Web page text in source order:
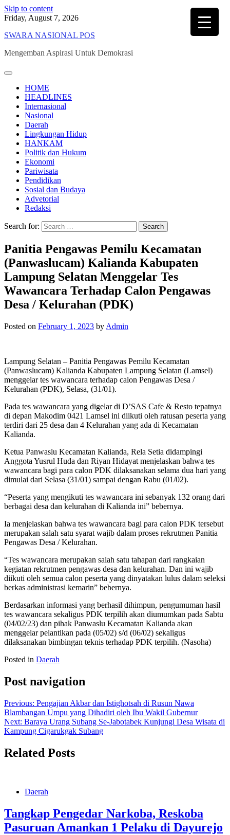
Skip to content
Friday, August 7, 2026
SWARA NASIONAL POS
Mengemban Aspirasi Untuk Demokrasi
HOME
HEADLINES
Internasional
Nasional
Daerah
Lingkungan Hidup
HANKAM
Politik dan Hukum
Ekonomi
Pariwisata
Pendidikan
Sosial dan Budaya
Advetorial
Redaksi
Search for:
Panitia Pengawas Pemilu Kecamatan
(Panwaslucam) Kalianda Kabupaten
Lampung Selatan Menggelar Tes
Wawancara Terhadap Calon Pengawas
Desa / Kelurahan (PDK)
Posted on February 1, 2023 by Admin
Lampung Selatan – Panitia Pengawas Pemilu Kecamatan
(Panwaslucam) Kalianda Kabupaten Lampung Selatan (Lamsel)
menggelar tes wawancara terhadap calon Pengawas Desa /
Kelurahan (PDK), Selasa, (31/01).
Pada tes wawancara yang digelar di D’SAS Cafe & Resto tepatnya
di depan Makodim 0421 Lamsel ini diikuti oleh ratusan peserta yang
terdiri dari 25 desa dan 4 Kelurahan yang ada di Kecamatan
Kalianda.
Ketua Panwaslu Kecamatan Kalianda, Rela Setia didampingi
Anggota Yusrul Huda dan Riyan Hidayat menjelaskan bahwa tes
wawancara bagi para calon PDK dilaksanakan selama dua hari yang
dimulai dari Selasa (31/01) sampai dengan Rabu (01/02).
“Peserta yang mengikuti tes wawancara ini sebanyak 132 orang dari
berbagai desa dan kelurahan di Kalianda ini” bebernya.
Ia menjelaskan bahwa tes wawancara bagi para calon PDK tersebut
merupakan salah satu syarat wajib dalam proses rekrutmen Panitia
Pengawas Desa / Kelurahan.
“Tes wawancara merupakan salah satu tahapan dari rangkaian
kegiatan rekrutmen pengawas desa dan kelurahan. Dan ini wajib
diikuti oleh semua calon peserta yang dinyatakan lulus dalam seleksi
berkas administrasi kemarin” bebernya.
Berdasarkan informasi yang berhasil dihimpun, pengumuman hasil
tes wawancara sekaligus PDK terpilih akan diumumkan pada Sabtu
(04/02/23) dan pihak Panwaslu Kecamatan Kalianda akan
menggelar pelantikan pada (05/02) s/d (06/02) sekaligus
dilaksanakan bimbingan teknis terhadap PDK terpilih. (Nasoha)
Posted in Daerah
Post navigation
Previous: Pengajian Akbar dan Istighotsah di Rusun Nawa
Blambangan Umpu yang Dihadiri oleh Ibu Wakil Gubernur
Next: Baraya Urang Subang Se-Jabotabek Kunjungi Desa Wisata di
Kampung Cigarukgak Subang
Related Posts
Daerah
Tangkap Pengedar Narkoba, Reskoba
Pasuruan Amankan 1 Pelaku di Dayurejo